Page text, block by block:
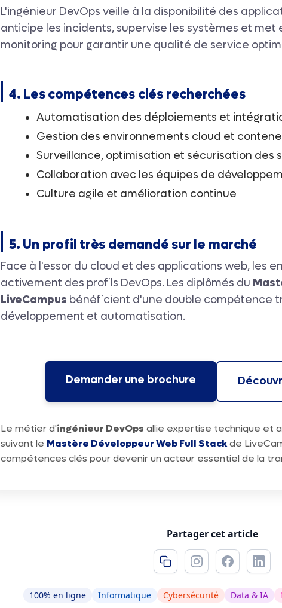
L'ingénieur DevOps veille à la disponibilité des
anticipe les incidents, supervise les systèmes et met
monitoring pour garantir une qualité de service
4. Les compétences clés recherchées
Automatisation des déploiements et
Gestion des environnements cloud et
Surveillance, optimisation et sécurisation des
Collaboration avec les équipes de
Culture agile et amélioration continue
5. Un profil très demandé sur le marché
Face à l'essor du cloud et des applications web, les
activement des profils DevOps. Les diplômés du
LiveCampus bénéficient d'une double compétence
développement et automatisation.
Demander une brochure
Le métier d'ingénieur DevOps allie expertise technique et
suivant le Mastère Développeur Web Full Stackde
compétences clés pour devenir un acteur essentiel de la
Partager cet article
100% en ligne Informatique Cybersécurité Data & IA